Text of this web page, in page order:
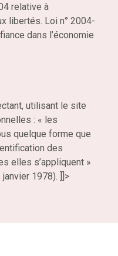
relative à
libertés. Loi n° 2004-
dans l’économie
utilisant le site
: « les
quelque forme que
des
elles s’appliquent »
1978). ]]>